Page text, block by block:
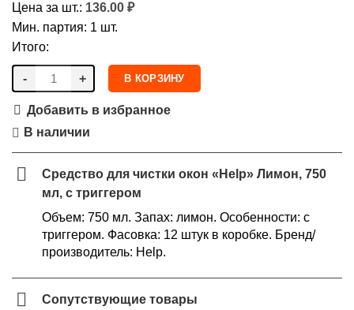
Цена за шт.: 136.00 ₽
Мин. партия: 1 шт.
Итого:
- + В КОРЗИНУ
Добавить в избранное
В наличии
Средство для чистки окон «Help» Лимон, 750
мл, с триггером
Объем: 750 мл. Запах: лимон. Особенности: с
триггером. Фасовка: 12 штук в коробке. Бренд/
производитель: Help.
Сопутствующие товары